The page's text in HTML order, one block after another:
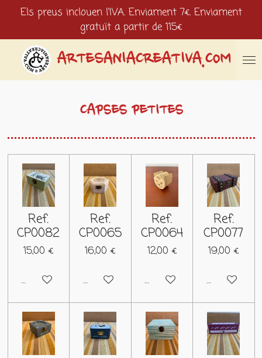
contenido
principal
ARTESANIACREATIVA.COM
Els preus inclouen l'IVA. Enviament 7€. Enviament
gratuït a partir de 115€
CAPSES PETITES
Ref.
CP0082
15,00 €
Deshabilitado
Ref.
CP0065
16,00 €
Deshabilitado
Ref.
CP0064
12,00 €
Deshabilitado
Ref.
CP0077
19,00 €